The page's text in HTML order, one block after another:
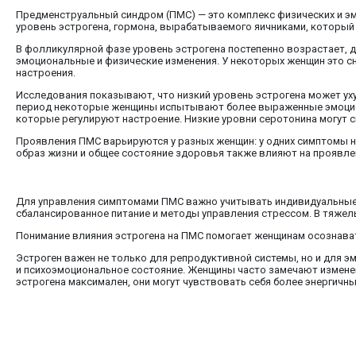
Предменструальный синдром (ПМС) — это комплекс физических и
уровень эстрогена, гормона, вырабатываемого яичниками,
В фолликулярной фазе уровень эстрогена постепенно
эмоциональные и физические изменения. У некоторых женщин это
настроения.
Исследования показывают, что низкий уровень эстрогена может
период некоторые женщины испытывают более выраженные
которые регулируют настроение. Низкие уровни серотонина
Проявления ПМС варьируются у разных женщин: у одних симптомы
образ жизни и общее состояние здоровья также влияют на
Для управления симптомами ПМС важно учитывать
сбалансированное питание и методы управления стрессом. В
Понимание влияния эстрогена на ПМС помогает женщинам
Эстроген важен не только для репродуктивной системы, но и для
и психоэмоциональное состояние. Женщины часто замечают
эстрогена максимален, они могут чувствовать себя более